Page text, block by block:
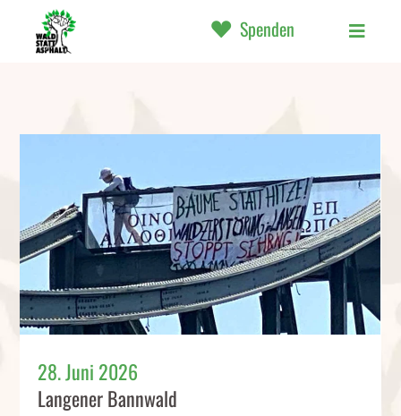
Spenden
28. Juni 2026
Langener Bannwald